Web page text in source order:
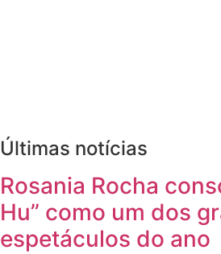
Últimas notícias
Rosania Rocha
Hu” como um dos
espetáculos do ano